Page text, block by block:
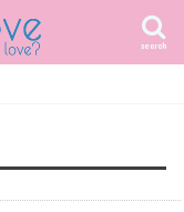
search